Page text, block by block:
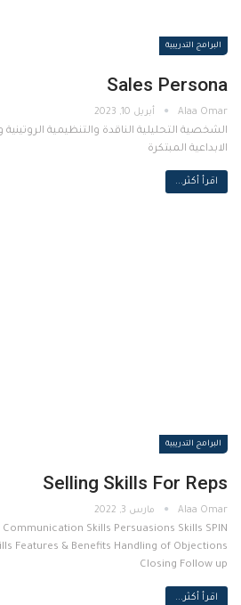
البرامج التدريبية
Sales Persona
أبريل 10, 2023
الشخصية التحليلية الناقدة والتنظيمية
الابداعية المبتكرة
اقرأ أكثر...
البرامج التدريبية
Selling Skills For Reps
مارس 3, 2022
Skills Persuasions Skills SPIN
Features & Benefits Handling of Objections
Closing Follow up
اقرأ أكثر...